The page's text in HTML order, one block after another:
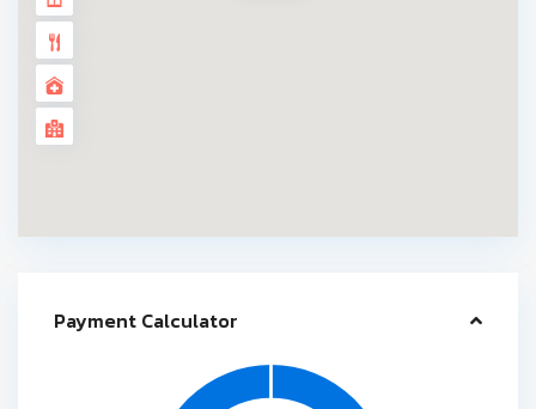
Payment Calculator